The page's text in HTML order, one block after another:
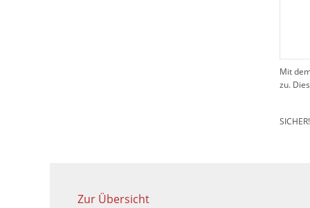
Mit
zu.
Zur Übersicht